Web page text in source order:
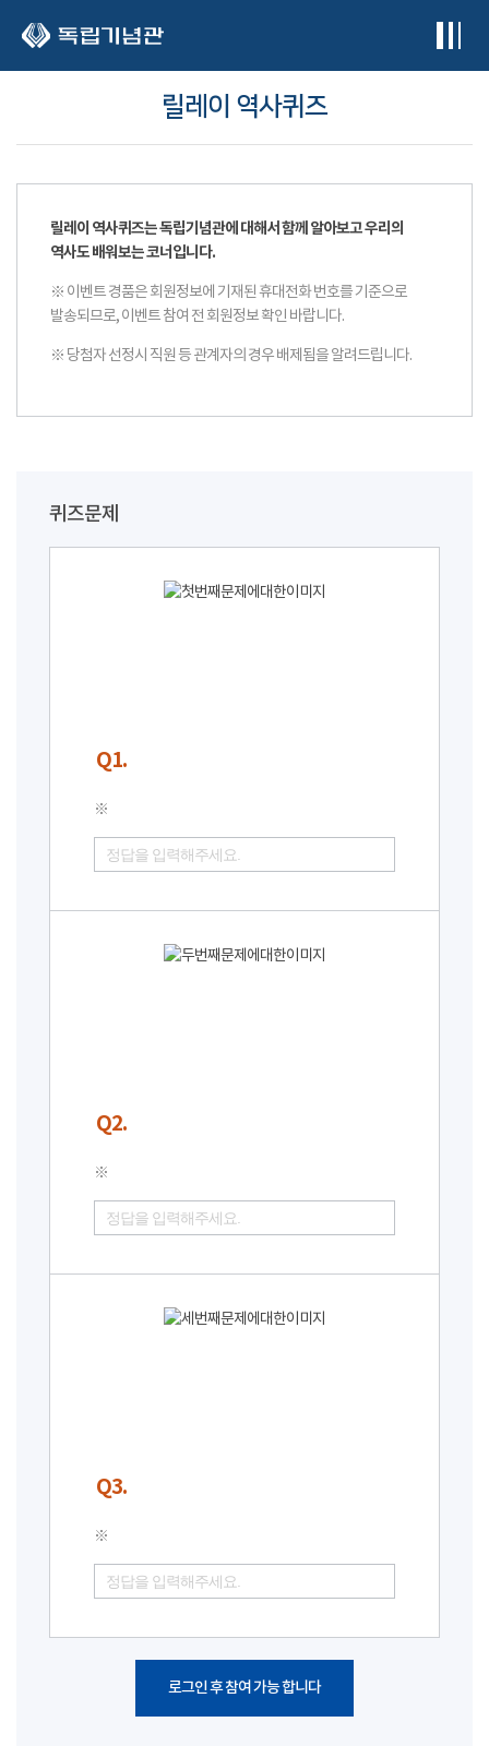
릴레이 역사퀴즈
릴레이 역사퀴즈는 독립기념관에 대해서 함께 알아보고 우리의
역사도 배워보는 코너입니다.
※ 이벤트 경품은 회원정보에 기재된 휴대전화 번호를 기준으로
발송되므로, 이벤트 참여 전 회원정보 확인 바랍니다.
※ 당첨자 선정시 직원 등 관계자의 경우 배제됨을 알려드립니다.
퀴즈문제
Q1.
※
Q2.
※
Q3.
※
로그인 후 참여 가능 합니다